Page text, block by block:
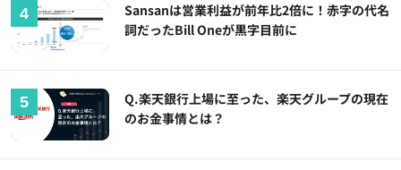
Sansanは営業利益が前年比2倍に！赤字の代名
詞だったBill Oneが黒字目前に
Q.楽天銀行上場に至った、楽天グループの現在
のお金事情とは？